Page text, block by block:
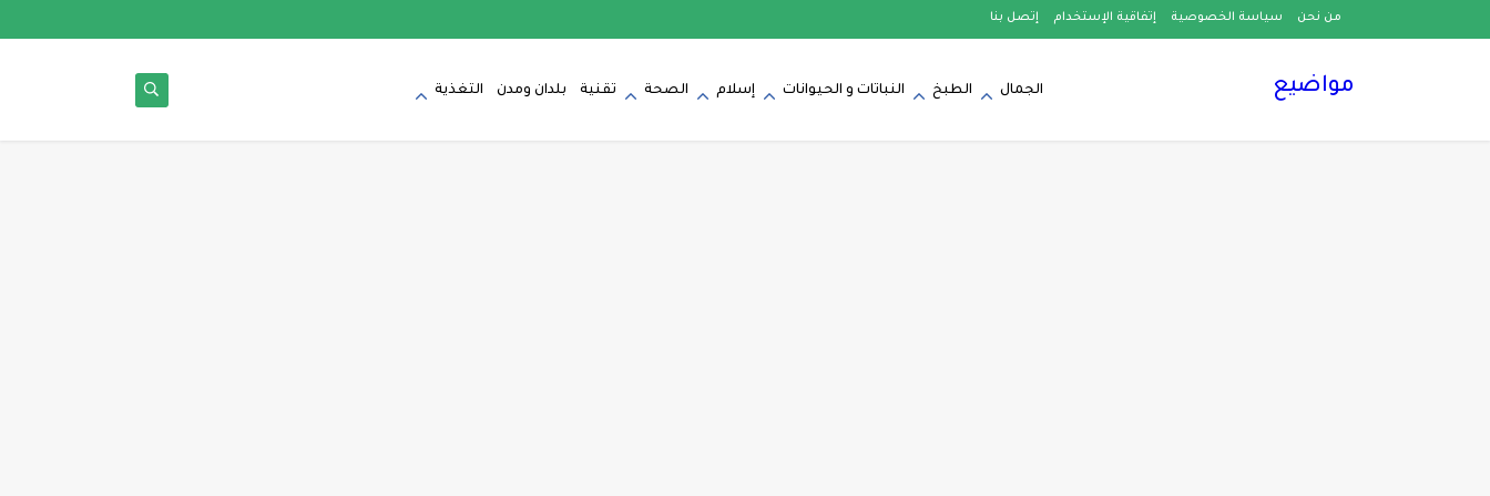
من نحن سياسة الخصوصية إتفاقية الإستخدام إتصل بنا
مواضيع الجمال الطبخ النباتات و الحيوانات إسلام الصحة تقنية بلدان ومدن التغذية